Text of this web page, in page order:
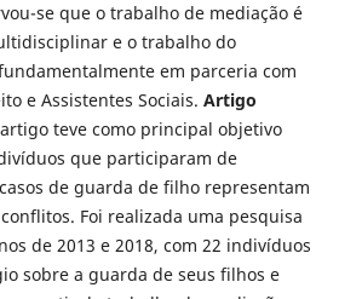
se que o trabalho de mediação é
e o trabalho do
em parceria com
e Assistentes Sociais. Artigo
teve como principal objetivo
que participaram de
de guarda de filho representam
Foi realizada uma pesquisa
de 2013 e 2018, com 22 in­divíduos
sobre a guarda de seus filhos e